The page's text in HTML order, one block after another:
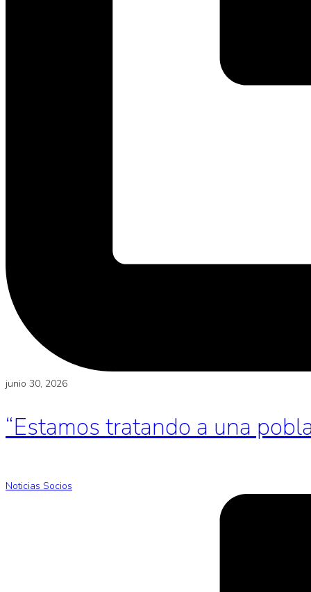
junio 30, 2026
“Estamos tratando a una
Noticias Socios